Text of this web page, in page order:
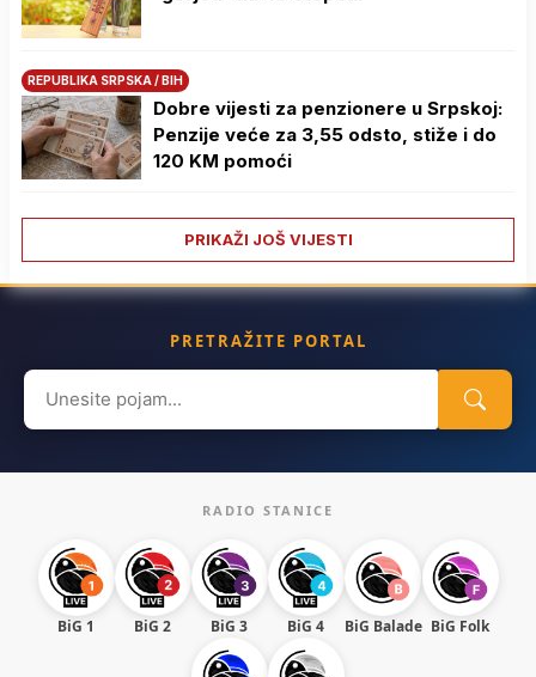
REPUBLIKA SRPSKA / BIH
Dobre vijesti za penzionere u Srpskoj:
Penzije veće za 3,55 odsto, stiže i do
120 KM pomoći
PRIKAŽI JOŠ VIJESTI
PRETRAŽITE PORTAL
Search
for:
RADIO STANICE
BiG 1 BiG 2 BiG 3 BiG 4 BiG Balade BiG Folk